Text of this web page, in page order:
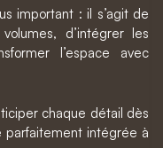
important : il s’agit de
d’intégrer les
l’espace avec
chaque détail dès
parfaitement intégrée à